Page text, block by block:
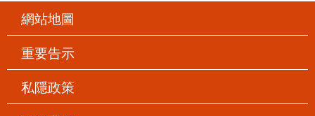
網站地圖
重要告示
私隱政策